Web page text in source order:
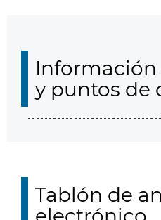
y puntos de
Tablón de